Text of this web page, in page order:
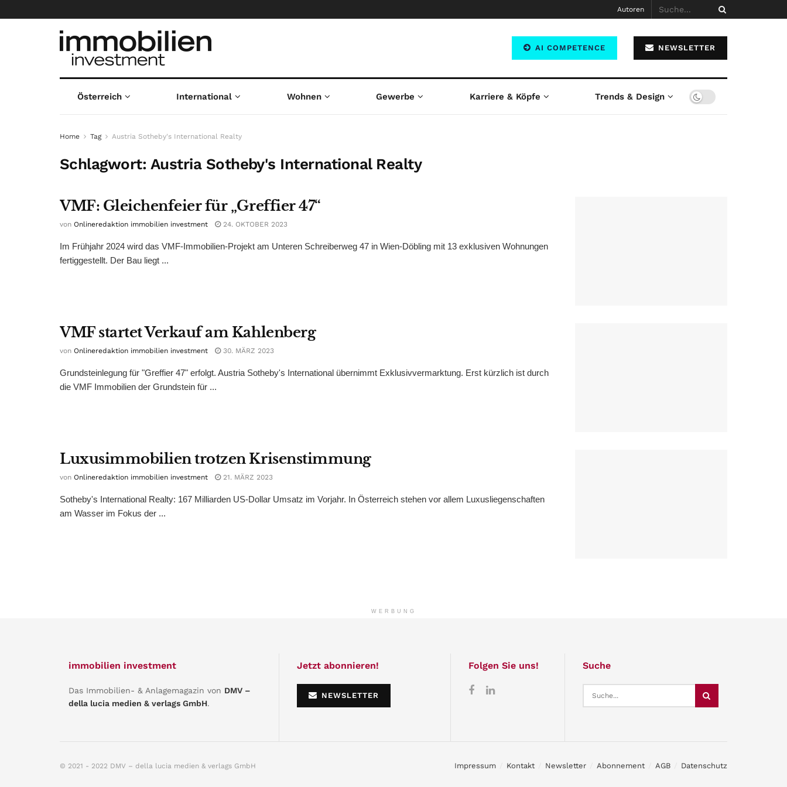
Autoren
AI COMPETENCE NEWSLETTER
Österreich International Wohnen Gewerbe Karriere & Köpfe Trends & Design
Home Tag Austria Sotheby's International Realty
Schlagwort: Austria Sotheby's International Realty
VMF: Gleichenfeier für „Greffier 47“
von Onlineredaktion immobilien investment 24. OKTOBER 2023
Im Frühjahr 2024 wird das VMF-Immobilien-Projekt am Unteren Schreiberweg 47 in Wien-Döbling mit 13 exklusiven Wohnungen
fertiggestellt. Der Bau liegt ...
VMF startet Verkauf am Kahlenberg
von Onlineredaktion immobilien investment 30. MÄRZ 2023
Grundsteinlegung für "Greffier 47" erfolgt. Austria Sotheby's International übernimmt Exklusivvermarktung. Erst kürzlich ist durch
die VMF Immobilien der Grundstein für ...
Luxusimmobilien trotzen Krisenstimmung
von Onlineredaktion immobilien investment 21. MÄRZ 2023
Sotheby's International Realty: 167 Milliarden US-Dollar Umsatz im Vorjahr. In Österreich stehen vor allem Luxusliegenschaften
am Wasser im Fokus der ...
WERBUNG
immobilien investment
Das Immobilien- & Anlagemagazin von DMV –
della lucia medien & verlags GmbH.
Jetzt abonnieren!
NEWSLETTER
Folgen Sie uns! Suche
Impressum Kontakt Newsletter Abonnement AGB Datenschutz
© 2021 - 2022 DMV – della lucia medien & verlags GmbH